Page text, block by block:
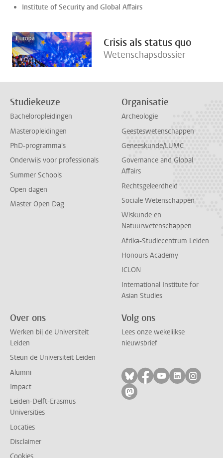
Institute of Security and Global Affairs
Crisis als status quo
Wetenschapsdossier
Studiekeuze
Bacheloropleidingen
Masteropleidingen
PhD-programma's
Onderwijs voor professionals
Summer Schools
Open dagen
Master Open Dag
Organisatie
Archeologie
Geesteswetenschappen
Geneeskunde/LUMC
Governance and Global
Affairs
Rechtsgeleerdheid
Sociale Wetenschappen
Wiskunde en
Natuurwetenschappen
Afrika-Studiecentrum Leiden
Honours Academy
ICLON
International Institute for
Asian Studies
Over ons
Werken bij de Universiteit
Leiden
Steun de Universiteit Leiden
Alumni
Impact
Leiden-Delft-Erasmus
Universities
Locaties
Disclaimer
Volg ons
Lees onze wekelijkse
nieuwsbrief
Volg ons op bluesky
Volg ons op
Volg ons op
Volg ons
Volg
Volg ons op mastodon